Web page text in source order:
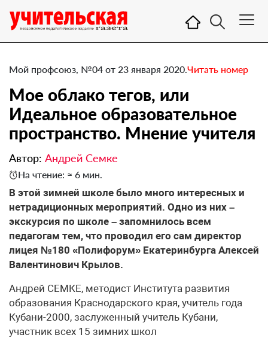
Мой профсоюз, №04 от 23 января 2020.Читать номер
Мое облако тегов, или
Идеальное образовательное
пространство. Мнение учителя
Автор: Андрей Семке
На чтение: ≈ 6 мин.
​В этой зимней школе было много интересных и
нетрадиционных мероприятий. Одно из них –
экскурсия по школе – запомнилось всем
педагогам тем, что проводил его сам директор
лицея №180 «Полифорум» Екатеринбурга Алексей
Валентинович Крылов.
Андрей СЕМКЕ, методист Института развития
образования Краснодарского края, учитель года
Кубани-2000, заслуженный учитель Кубани,
участник всех 15 зимних школ